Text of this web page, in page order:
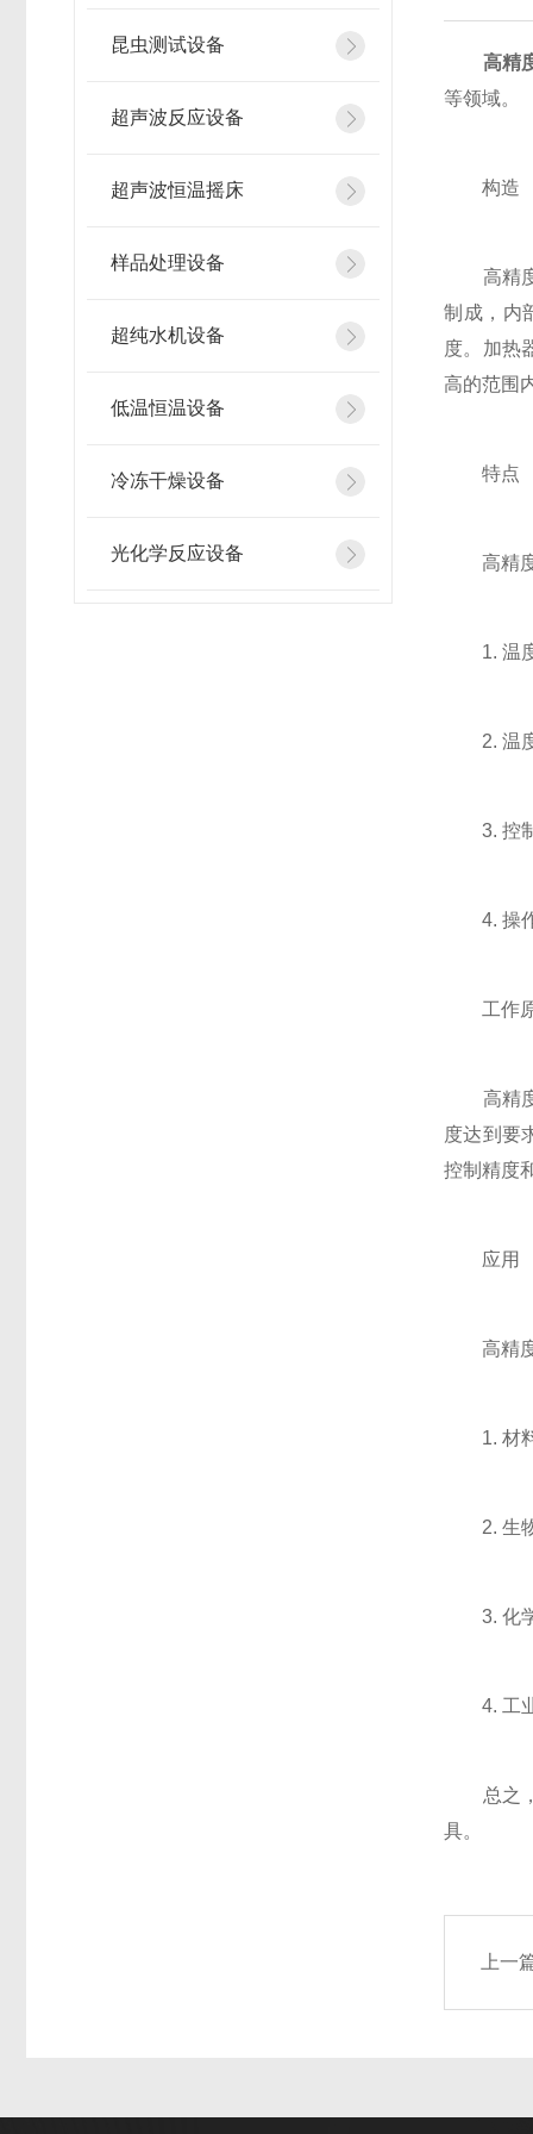
昆虫测试设备
超声波反应设备
超声波恒温摇床
样品处理设备
超纯水机设备
低温恒温设备
冷冻干燥设备
光化学反应设备
高精
等领域。
构造
高精度
制成，内
度。加热
高的范围
特点
高精度
1. 温度
2. 温度
3. 控制
4. 操作
工作
高精度
度达到要
控制精度
应用
高精度
1. 材料
2. 生物
3. 化学
4. 工业
总之，
具。
上一